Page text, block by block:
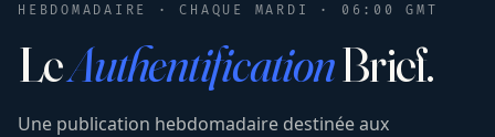
HEBDOMADAIRE · CHAQUE MARDI · 06:00 GMT
LeAuthentificationBrief.
Une publication hebdomadaire destinée aux